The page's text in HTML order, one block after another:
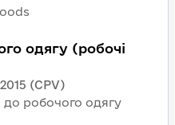
одягу (робочі
(CPV)
робочого одягу